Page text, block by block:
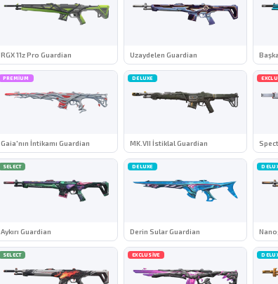
RGX 11z Pro Guardian Uzaydelen Guardian
PREMIUM
Gaia'nın İntikamı Guardian
DELUXE
MK.VII İstiklal Guardian
SELECT
Aykırı Guardian
DELUXE
Derin Sular Guardian
SELECT EXCLUSIVE